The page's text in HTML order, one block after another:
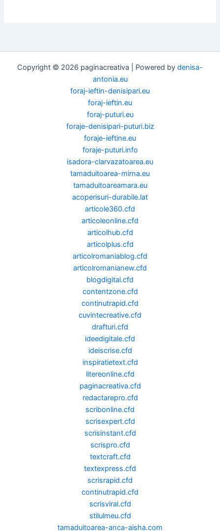
Copyright © 2026 paginacreativa | Powered by denisa-
antonia.eu
foraj-ieftin-denisipari.eu
foraj-ieftin.eu
foraj-puturi.eu
foraje-denisipari-puturi.biz
foraje-ieftine.eu
foraje-puturi.info
isadora-clarvazatoarea.eu
tamaduitoarea-mirna.eu
tamaduitoareamara.eu
acoperisuri-durabile.lat
articole360.cfd
articoleonline.cfd
articolhub.cfd
articolplus.cfd
articolromaniablog.cfd
articolromanianew.cfd
blogdigital.cfd
contentzone.cfd
continutrapid.cfd
cuvintecreative.cfd
drafturi.cfd
ideedigitale.cfd
ideiscrise.cfd
inspiratietext.cfd
litereonline.cfd
paginacreativa.cfd
redactarepro.cfd
scribonline.cfd
scrisexpert.cfd
scrisinstant.cfd
scrispro.cfd
textcraft.cfd
textexpress.cfd
scrisrapid.cfd
continutrapid.cfd
scrisviral.cfd
stilulmeu.cfd
tamaduitoarea-anca-aisha.com